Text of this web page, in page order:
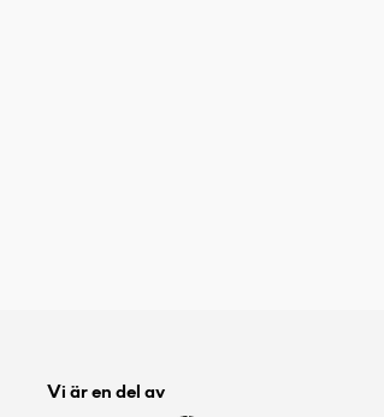
Vi är en del av